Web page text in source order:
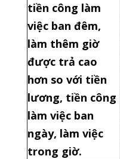
tiền công làm
việc ban đêm,
làm thêm giờ
được trả cao
hơn so với tiền
lương, tiền công
làm việc ban
ngày, làm việc
trong giờ.